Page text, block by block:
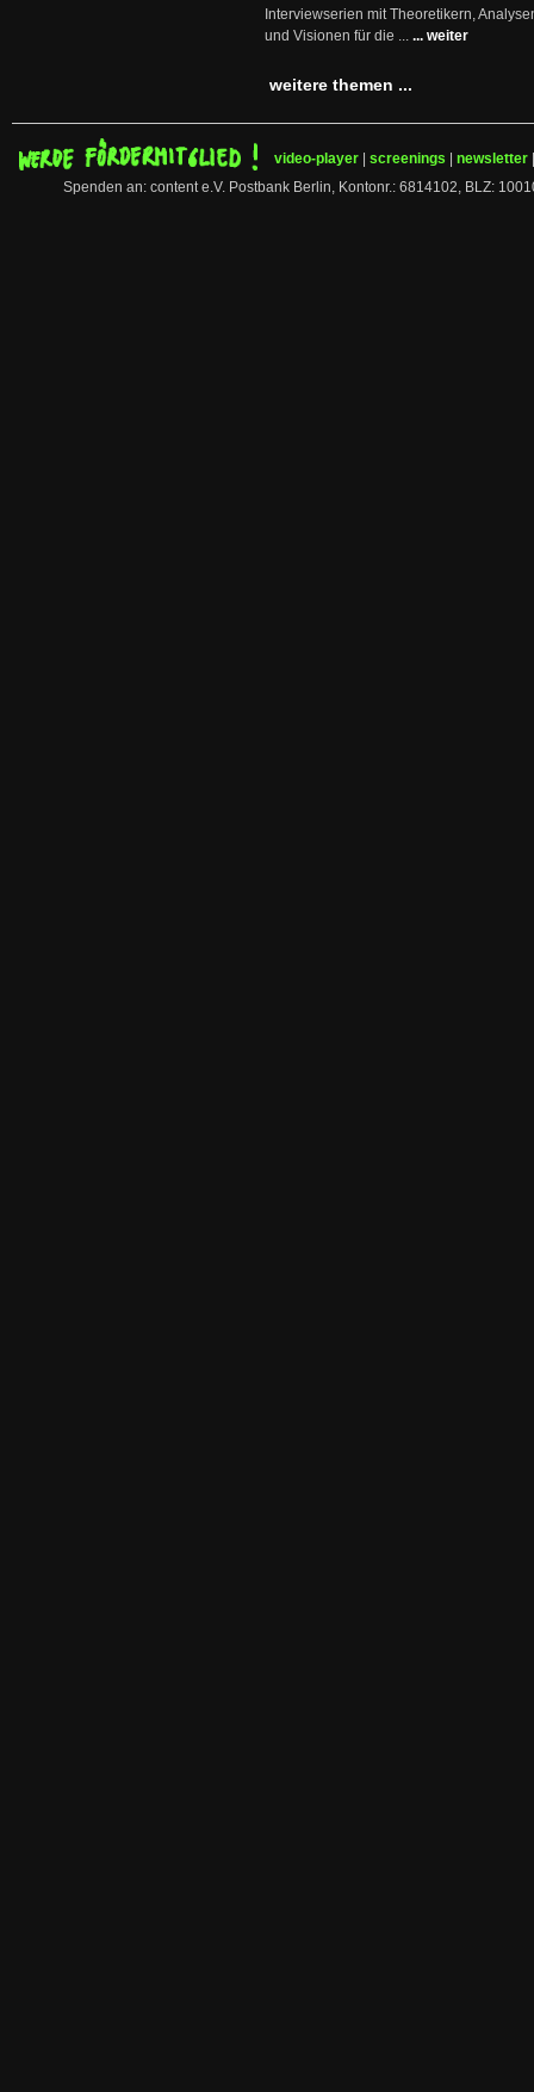
Interviewserien mit Theoretikern,
und Visionen für die ... ... weiter
weitere themen ...
video-player screenings newsletter
Spenden an: content e.V. Postbank Berlin, Kontonr.: 6814102, BLZ: